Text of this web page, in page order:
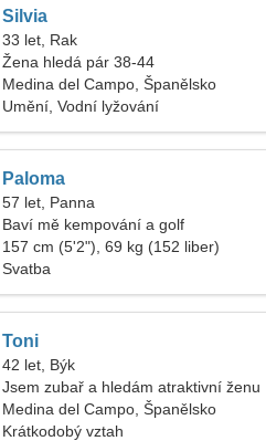
Silvia
33 let, Rak
Žena hledá pár 38-44
Medina del Campo, Španělsko
Umění, Vodní lyžování
Paloma
57 let, Panna
Baví mě kempování a golf
157 cm (5'2"), 69 kg (152 liber)
Svatba
Toni
42 let, Býk
Jsem zubař a hledám atraktivní ženu
Medina del Campo, Španělsko
Krátkodobý vztah